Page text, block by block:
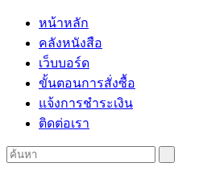
หน้าหลัก
คลังหนังสือ
เว็บบอร์ด
ขั้นตอนการสั่งซื้อ
แจ้งการชำระเงิน
ติดต่อเรา